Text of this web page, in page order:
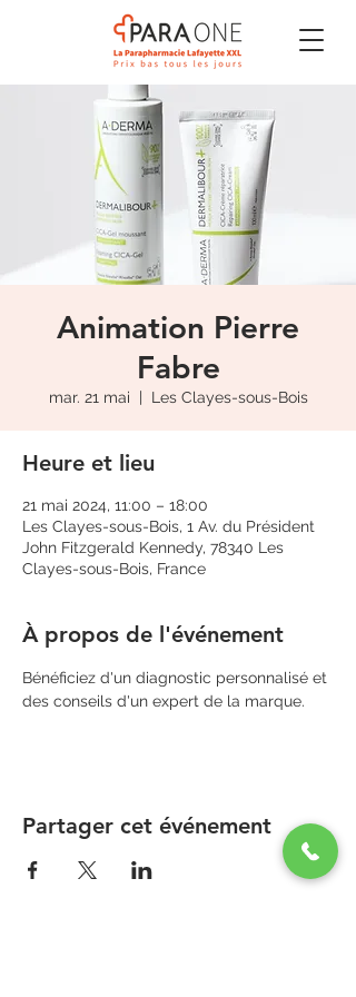
Animation Pierre
Fabre
mar. 21 mai
  |
Les Clayes-sous-Bois
Heure et lieu
21 mai 2024, 11:00 – 18:00
Les Clayes-sous-Bois, 1 Av. du Président
John Fitzgerald Kennedy, 78340 Les
Clayes-sous-Bois, France
À propos de l'événement
Bénéficiez d'un diagnostic personnalisé et
des conseils d'un expert de la marque.
Partager cet événement